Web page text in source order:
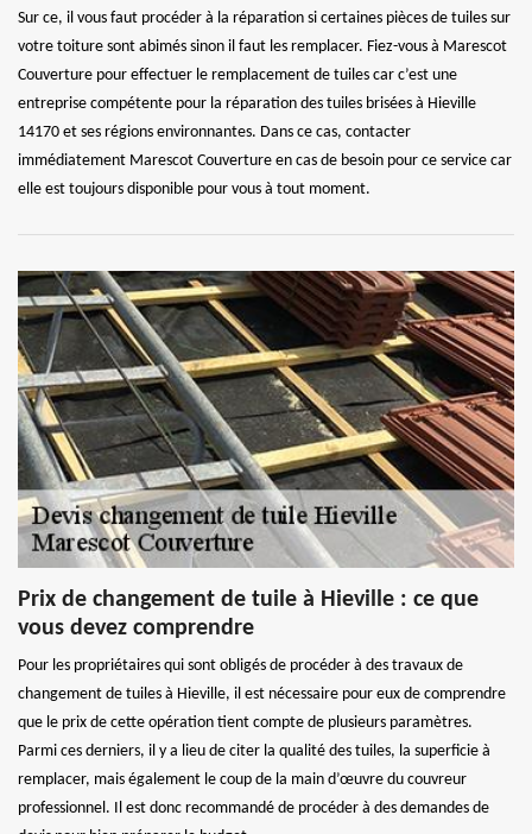
Sur ce, il vous faut procéder à la réparation si certaines pièces de tuiles sur
votre toiture sont abimés sinon il faut les remplacer. Fiez-vous à Marescot
Couverture pour effectuer le remplacement de tuiles car c’est une
entreprise compétente pour la réparation des tuiles brisées à Hieville
14170 et ses régions environnantes. Dans ce cas, contacter
immédiatement Marescot Couverture en cas de besoin pour ce service car
elle est toujours disponible pour vous à tout moment.
Prix de changement de tuile à Hieville : ce que
vous devez comprendre
Pour les propriétaires qui sont obligés de procéder à des travaux de
changement de tuiles à Hieville, il est nécessaire pour eux de comprendre
que le prix de cette opération tient compte de plusieurs paramètres.
Parmi ces derniers, il y a lieu de citer la qualité des tuiles, la superficie à
remplacer, mais également le coup de la main d’œuvre du couvreur
professionnel. Il est donc recommandé de procéder à des demandes de